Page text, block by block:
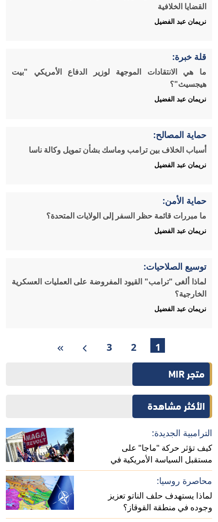
القضايا الخلافية
نريمان عبد الفضيل
قلة خبرة:
ما هي الانتقادات الموجهة لوزير الدفاع الأمريكي "بيت
هيجسيث"؟
نريمان عبد الفضيل
حماية المصالح:
أسباب الخلاف بين ترامب وماسك بشأن تمويل وكالة ناسا
نريمان عبد الفضيل
حماية الأمن:
ما مبررات قائمة حظر السفر إلى الولايات المتحدة؟
نريمان عبد الفضيل
توسيع الصلاحيات:
لماذا ألغى "ترامب" القيود المفروضة على العمليات العسكرية
الخارجية؟
نريمان عبد الفضيل
1
2
3
متجر MIR
الأكثر مشاهدة
الترامبية الجديدة:
كيف تؤثر حركة "ماجا" على
مستقبل السياسة الأمريكية في
أفريقيا؟
محاصرة روسيا:
لماذا يستهدف حلف الناتو تعزيز
وجوده في منطقة القوقاز؟